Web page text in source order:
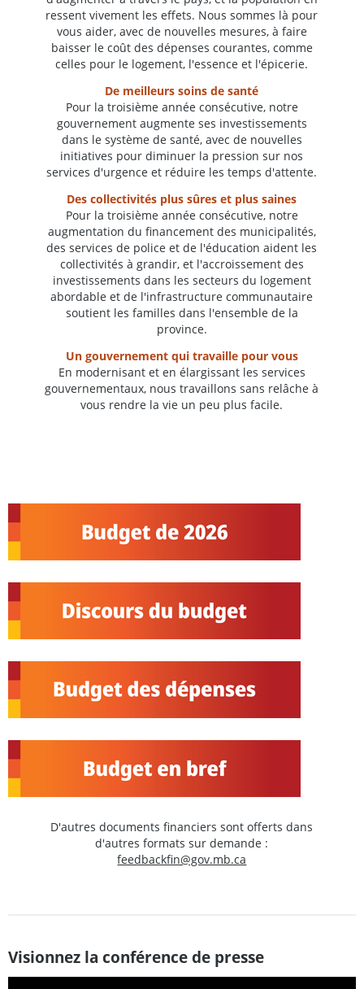
ressent vivement les effets. Nous sommes là pour
vous aider, avec de nouvelles mesures, à faire
baisser le coût des dépenses courantes, comme
celles pour le logement, l'essence et l'épicerie.
De meilleurs soins de santé
Pour la troisième année consécutive, notre
gouvernement augmente ses investissements
dans le système de santé, avec de nouvelles
initiatives pour diminuer la pression sur nos
services d'urgence et réduire les temps d'attente.
Des collectivités plus sûres et plus saines
Pour la troisième année consécutive, notre
augmentation du financement des municipalités,
des services de police et de l'éducation aident les
collectivités à grandir, et l'accroissement des
investissements dans les secteurs du logement
abordable et de l'infrastructure communautaire
soutient les familles dans l'ensemble de la
province.
Un gouvernement qui travaille pour vous
En modernisant et en élargissant les services
gouvernementaux, nous travaillons sans relâche à
vous rendre la vie un peu plus facile.
D'autres documents financiers sont offerts dans
d'autres formats sur demande :
feedbackfin@gov.mb.ca
Visionnez la conférence de presse